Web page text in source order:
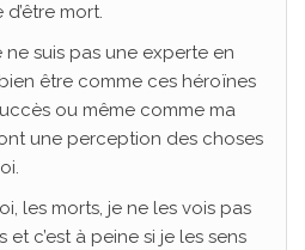
mort.
ne suis pas une experte en
être comme ces héroïnes
ou même comme ma
une perception des choses
les morts, je ne les vois pas
c’est à peine si je les sens